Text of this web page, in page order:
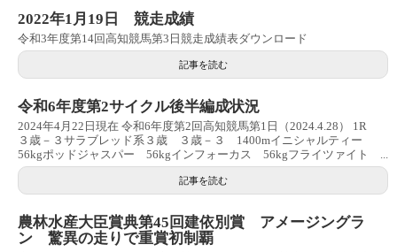
2022年1月19日 競走成績
令和3年度第14回高知競馬第3日競走成績表ダウンロード
記事を読む
令和6年度第2サイクル後半編成状況
2024年4月22日現在 令和6年度第2回高知競馬第1日（2024.4.28） 1R
３歳－３サラブレッド系３歳 ３歳－３ 1400mイニシャルティー
56kgポッドジャスパー 56kgインフォーカス 56kgフライツァイト ...
記事を読む
農林水産大臣賞典第45回建依別賞 アメージングラ
ン 驚異の走りで重賞初制覇